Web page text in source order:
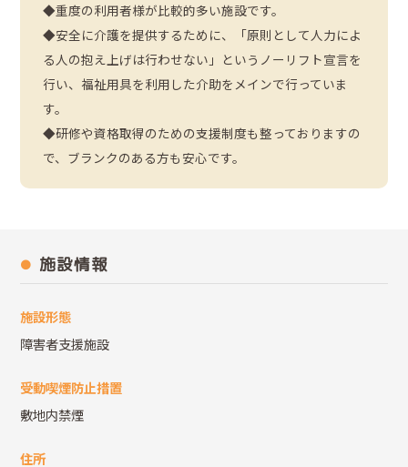
◆重度の利用者様が比較的多い施設です。
◆安全に介護を提供するために、「原則として人力によ
る人の抱え上げは行わせない」というノーリフト宣言を
行い、福祉用具を利用した介助をメインで行っていま
す。
◆研修や資格取得のための支援制度も整っておりますの
で、ブランクのある方も安心です。
施設情報
施設形態
障害者支援施設
受動喫煙防止措置
敷地内禁煙
住所